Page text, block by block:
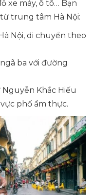
xe máy, ô tô… Bạn
trung tâm Hà Nội:
Nội, di chuyển theo
ba với đường
Khắc Hiếu
phố ẩm thực.